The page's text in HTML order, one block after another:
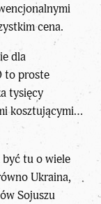
cena.
dla
to proste
tysięcy
kosztującymi…
być tu o wiele
Ukraina,
Sojuszu